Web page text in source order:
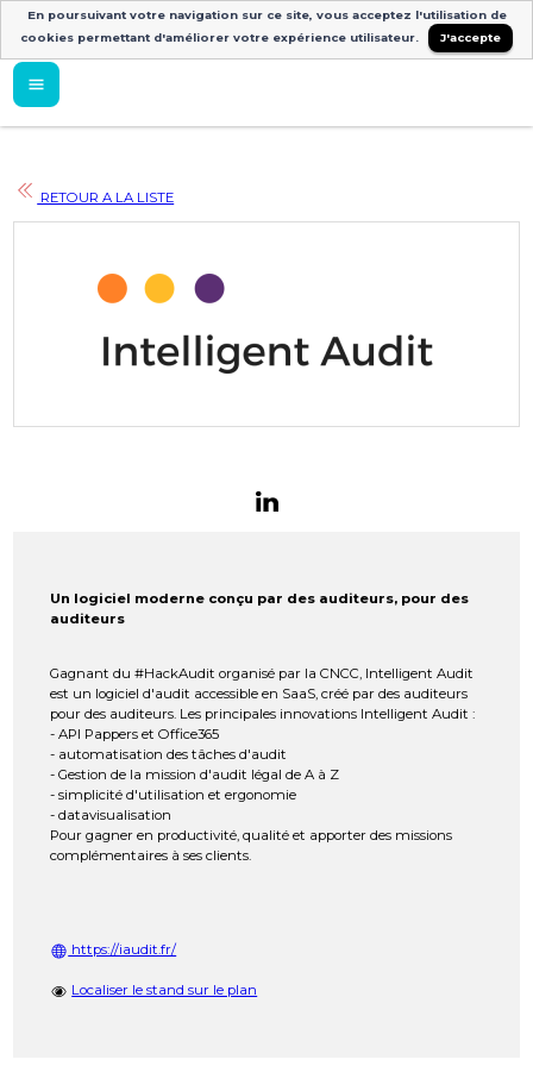
RETOUR A LA LISTE
Un logiciel moderne conçu par des auditeurs, pour des
auditeurs
Gagnant du #HackAudit organisé par la CNCC, Intelligent Audit
est un logiciel d'audit accessible en SaaS, créé par des auditeurs
pour des auditeurs. Les principales innovations Intelligent Audit :
- API Pappers et Office365
- automatisation des tâches d'audit
- Gestion de la mission d'audit légal de A à Z
- simplicité d'utilisation et ergonomie
- datavisualisation
Pour gagner en productivité, qualité et apporter des missions
complémentaires à ses clients.
https://iaudit.fr/
Localiser le stand sur le plan
En poursuivant votre navigation sur ce site, vous acceptez l'utilisation de
cookies permettant d'améliorer votre expérience utilisateur.
J'accepte